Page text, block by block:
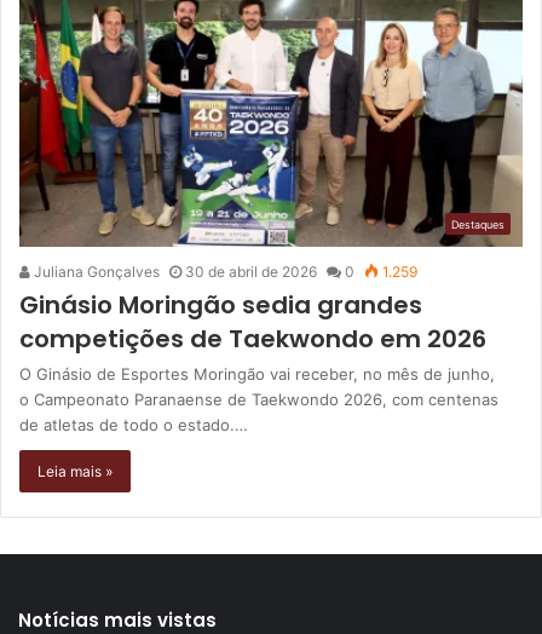
Destaques
Juliana Gonçalves 30 de abril de 2026 0 1.259
Ginásio Moringão sedia grandes
competições de Taekwondo em 2026
O Ginásio de Esportes Moringão vai receber, no mês de junho,
o Campeonato Paranaense de Taekwondo 2026, com centenas
de atletas de todo o estado.…
Leia mais »
Notícias mais vistas